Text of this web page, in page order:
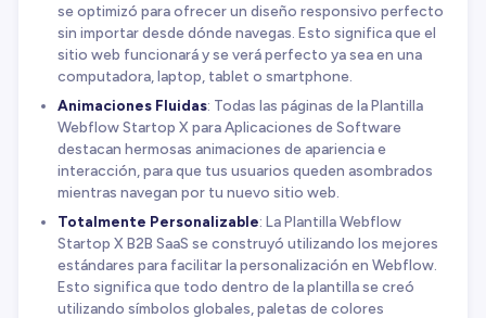
se optimizó para ofrecer un diseño responsivo perfecto
sin importar desde dónde navegas. Esto significa que el
sitio web funcionará y se verá perfecto ya sea en una
computadora, laptop, tablet o smartphone.
Animaciones Fluidas: Todas las páginas de la Plantilla
Webflow Startop X para Aplicaciones de Software
destacan hermosas animaciones de apariencia e
interacción, para que tus usuarios queden asombrados
mientras navegan por tu nuevo sitio web.
Totalmente Personalizable: La Plantilla Webflow
Startop X B2B SaaS se construyó utilizando los mejores
estándares para facilitar la personalización en Webflow.
Esto significa que todo dentro de la plantilla se creó
utilizando símbolos globales, paletas de colores